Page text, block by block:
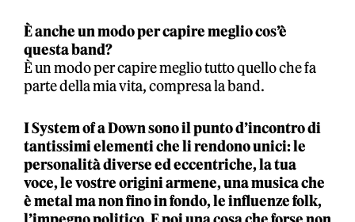
È anche un modo per capire meglio cos’è
questa band?
È un modo per capire meglio tutto quello che fa
parte della mia vita, compresa la band.
I System of a Down sono il punto d’incontro di
tantissimi elementi che li rendono unici: le
personalità diverse ed eccentriche, la tua
voce, le vostre origini armene, una musica che
è metal ma non fino in fondo, le influenze folk,